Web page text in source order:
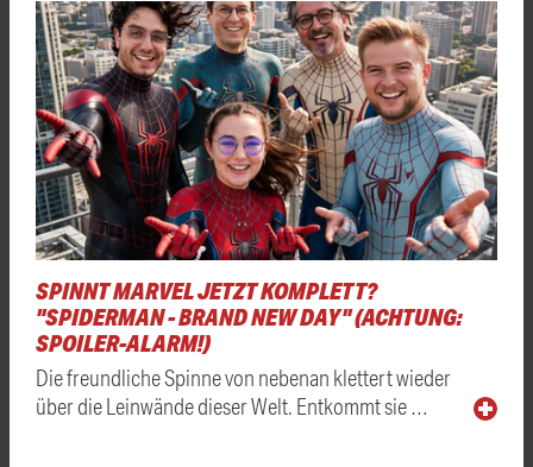
SPINNT MARVEL JETZT KOMPLETT?
"SPIDERMAN - BRAND NEW DAY" (ACHTUNG:
SPOILER-ALARM!)
Die freundliche Spinne von nebenan klettert wieder
über die Leinwände dieser Welt. Entkommt sie …